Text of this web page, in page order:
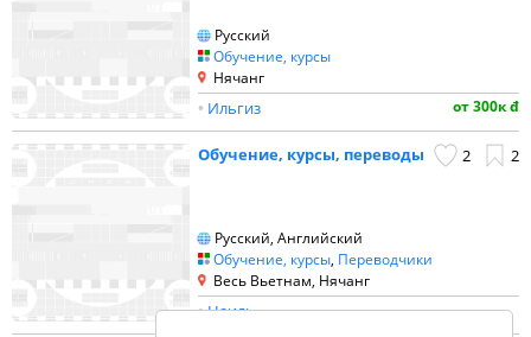
Русский
Обучение, курсы
Нячанг
от 300к đ
• Ильгиз
2 2
Обучение, курсы, переводы
Русский, Английский
Обучение, курсы, Переводчики
Весь Вьетнам, Нячанг
•Наиль